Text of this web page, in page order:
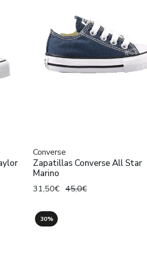
Converse
Zapatillas Converse All Star
Marino
31,50€ 45,0€
30%